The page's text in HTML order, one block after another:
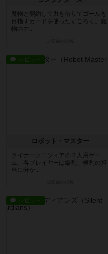
魔物と契約して力を借りてゴールを
目指すカードを使ったすごろく。魔
物の力...
レビュー
ロボット・マスター
ライナークニツィアの２人用ゲー
ム。各プレイヤーは縦列、横列の担
当に分か...
レビュー